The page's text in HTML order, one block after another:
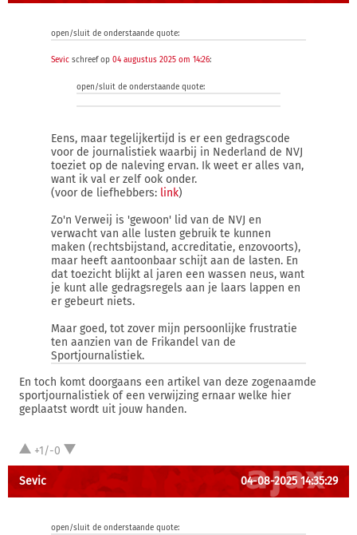
open/sluit de onderstaande quote:
Sevic schreef op 04 augustus 2025 om 14:26:
open/sluit de onderstaande quote:
Eens, maar tegelijkertijd is er een gedragscode
voor de journalistiek waarbij in Nederland de NVJ
toeziet op de naleving ervan. Ik weet er alles van,
want ik val er zelf ook onder.
(voor de liefhebbers: link)
Zo'n Verweij is 'gewoon' lid van de NVJ en
verwacht van alle lusten gebruik te kunnen
maken (rechtsbijstand, accreditatie, enzovoorts),
maar heeft aantoonbaar schijt aan de lasten. En
dat toezicht blijkt al jaren een wassen neus, want
je kunt alle gedragsregels aan je laars lappen en
er gebeurt niets.
Maar goed, tot zover mijn persoonlijke frustratie
ten aanzien van de Frikandel van de
Sportjournalistiek.
En toch komt doorgaans een artikel van deze zogenaamde
sportjournalistiek of een verwijzing ernaar welke hier
geplaatst wordt uit jouw handen.
+1/-0
Sevic 04-08-2025 14:35:29
open/sluit de onderstaande quote: